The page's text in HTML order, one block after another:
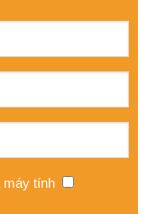
máy tính